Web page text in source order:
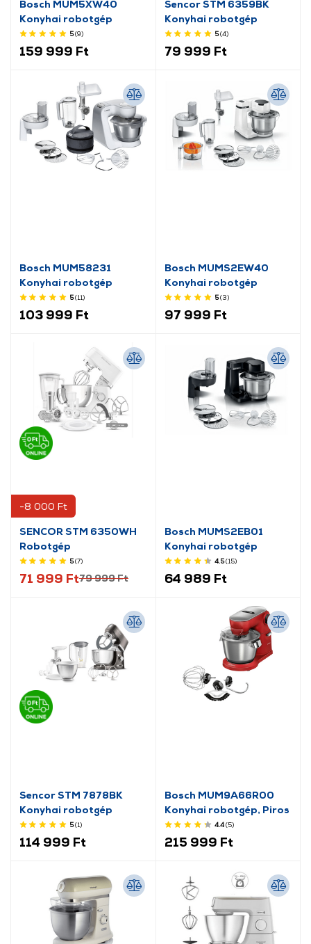
Bosch MUM5XW40
Konyhai robotgép
5(9)
159 999 Ft
Sencor STM 6359BK
Konyhai robotgép
5(4)
79 999 Ft
Bosch MUM58231
Konyhai robotgép
5(11)
103 999 Ft
Bosch MUMS2EW40
Konyhai robotgép
5(3)
97 999 Ft
-8 000 Ft
SENCOR STM 6350WH
Robotgép
5(7)
71 999 Ft79 999 Ft
Bosch MUMS2EB01
Konyhai robotgép
4.5(15)
64 989 Ft
Sencor STM 7878BK
Konyhai robotgép
5(1)
114 999 Ft
Bosch MUM9A66R00
Konyhai robotgép, Piros
4.4(5)
215 999 Ft